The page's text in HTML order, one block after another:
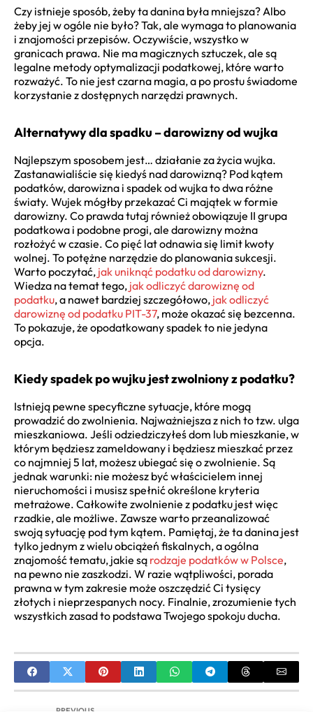
Czy istnieje sposób, żeby ta danina była mniejsza? Albo
żeby jej w ogóle nie było? Tak, ale wymaga to planowania
i znajomości przepisów. Oczywiście, wszystko w
granicach prawa. Nie ma magicznych sztuczek, ale są
legalne metody optymalizacji podatkowej, które warto
rozważyć. To nie jest czarna magia, a po prostu świadome
korzystanie z dostępnych narzędzi prawnych.
Alternatywy dla spadku – darowizny od wujka
Najlepszym sposobem jest… działanie za życia wujka.
Zastanawialiście się kiedyś nad darowizną? Pod kątem
podatków, darowizna i spadek od wujka to dwa różne
światy. Wujek mógłby przekazać Ci majątek w formie
darowizny. Co prawda tutaj również obowiązuje II grupa
podatkowa i podobne progi, ale darowizny można
rozłożyć w czasie. Co pięć lat odnawia się limit kwoty
wolnej. To potężne narzędzie do planowania sukcesji.
Warto poczytać, jak uniknąć podatku od darowizny.
Wiedza na temat tego, jak odliczyć darowiznę od
podatku, a nawet bardziej szczegółowo, jak odliczyć
darowiznę od podatku PIT-37, może okazać się bezcenna.
To pokazuje, że opodatkowany spadek to nie jedyna
opcja.
Kiedy spadek po wujku jest zwolniony z podatku?
Istnieją pewne specyficzne sytuacje, które mogą
prowadzić do zwolnienia. Najważniejsza z nich to tzw. ulga
mieszkaniowa. Jeśli odziedziczyłeś dom lub mieszkanie, w
którym będziesz zameldowany i będziesz mieszkać przez
co najmniej 5 lat, możesz ubiegać się o zwolnienie. Są
jednak warunki: nie możesz być właścicielem innej
nieruchomości i musisz spełnić określone kryteria
metrażowe. Całkowite zwolnienie z podatku jest więc
rzadkie, ale możliwe. Zawsze warto przeanalizować
swoją sytuację pod tym kątem. Pamiętaj, że ta danina jest
tylko jednym z wielu obciążeń fiskalnych, a ogólna
znajomość tematu, jakie są rodzaje podatków w Polsce,
na pewno nie zaszkodzi. W razie wątpliwości, porada
prawna w tym zakresie może oszczędzić Ci tysięcy
złotych i nieprzespanych nocy. Finalnie, zrozumienie tych
wszystkich zasad to podstawa Twojego spokoju ducha.